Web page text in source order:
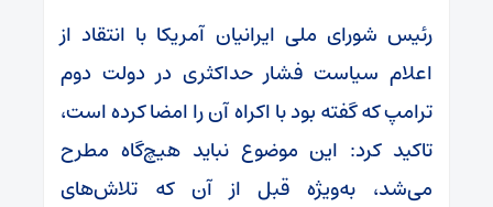
رئیس شورای ملی ایرانیان آمریکا با انتقاد از
اعلام سیاست فشار حداکثری در دولت دوم
ترامپ که گفته بود با اکراه آن را امضا کرده است،
تاکید کرد: این موضوع نباید هیچ‌گاه مطرح
می‌شد، به‌ویژه قبل از آن که تلاش‌های